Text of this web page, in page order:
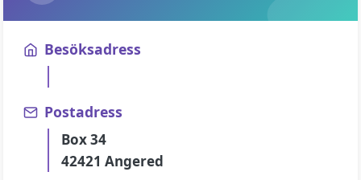
Besöksadress
Postadress
Box 34
42421 Angered